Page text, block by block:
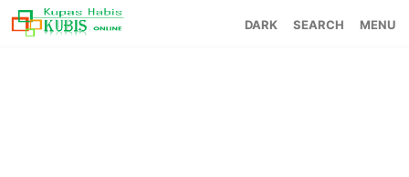
SEARCH MENU